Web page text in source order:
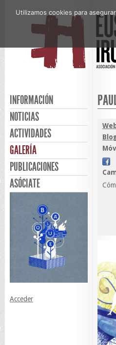
INFORMACIÓN
NOTICIAS
ACTIVIDADES
GALERÍA
PUBLICACIONES
ASÓCIATE
Acceder
Utilizamos cookies para